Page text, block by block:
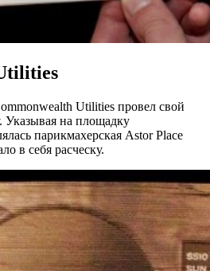
Utilities провел свой
Указывая на площадку
парикмахерская Astor Place
в себя расческу.